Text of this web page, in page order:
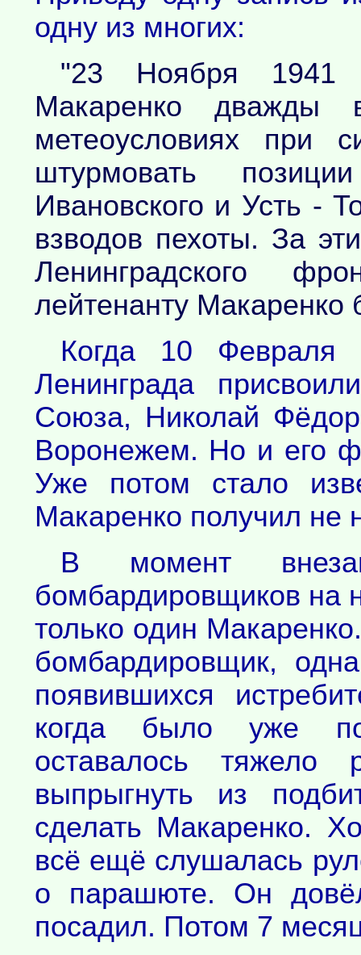
одну из многих:
"23 Ноября 1941
Макаренко дважды
метеоусловиях при
штурмовать
Ивановского и Усть -
взводов пехоты. За
Ленинградского
лейтенанту Макаренко
Когда 10 Февраля
Ленинграда
Союза, Николай
Воронежем. Но и его
Уже потом стало
Макаренко получил не
В момент
бомбардировщиков на
только один
бомбардировщик,
появившихся
когда было уже
оставалось тяжело
выпрыгнуть из
сделать Макаренко.
всё ещё слушалась
о парашюте. Он
посадил. Потом 7